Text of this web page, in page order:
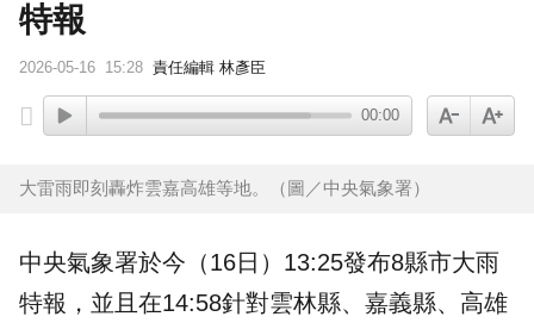
特報
2026-05-16 15:28 責任編輯 林彥臣
00:00
大雷雨即刻轟炸雲嘉高雄等地。（圖／中央氣象署）
中央氣象署於今（16日）13:25發布8縣市大雨
特報，並且在14:58針對雲林縣、嘉義縣、高雄